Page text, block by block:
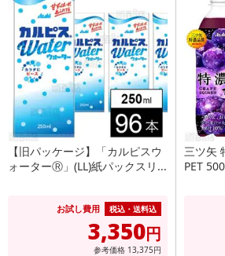
【旧パッケージ】「カルピスウ
ォーターⓇ」(LL)紙パックスリ...
お試し費用 税込・送料込
3,350円
参考価格 13,375円
三ツ矢
PET